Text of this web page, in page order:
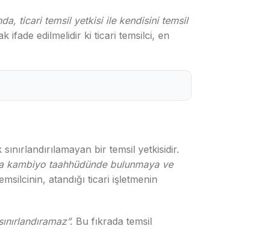
ticari temsil yetkisi ile kendisini temsil
ifade edilmelidir ki ticari temsilci, en
bir temsil yetkisidir.
kambiyo taahhüdünde bulunmaya ve
atandığı ticari işletmenin
Bu fıkrada temsil